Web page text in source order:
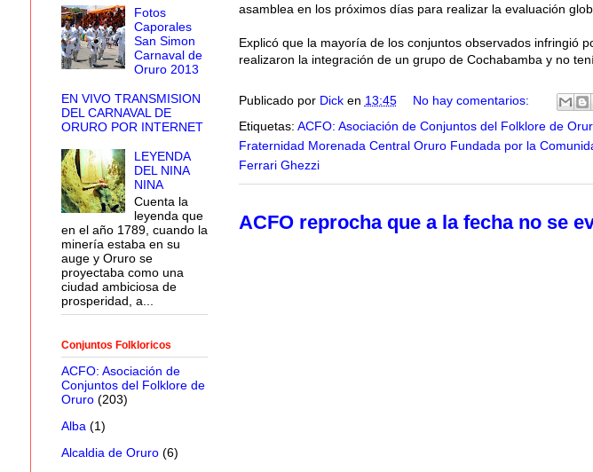
asamblea en los próximos días para realizar la evaluación
Explicó que la mayoría de los conjuntos observados infringió
realizaron la integración de un grupo de Cochabamba y no
Publicado por Dick en 13:45
No hay comentarios:
Etiquetas: ACFO: Asociación de Conjuntos del Folklore de
Fraternidad Morenada Central Oruro Fundada por la
Ferrari Ghezzi
ACFO reprocha que a la fecha no se
Fotos
Caporales
San Simon
Carnaval de
Oruro 2013
EN VIVO TRANSMISION
DEL CARNAVAL DE
ORURO POR INTERNET
LEYENDA
DEL NINA
NINA
Cuenta la
leyenda que
en el año 1789, cuando la
minería estaba en su
auge y Oruro se
proyectaba como una
ciudad ambiciosa de
prosperidad, a...
Conjuntos Folkloricos
ACFO: Asociación de
Conjuntos del Folklore de
Oruro (203)
Alba (1)
Alcaldia de Oruro (6)